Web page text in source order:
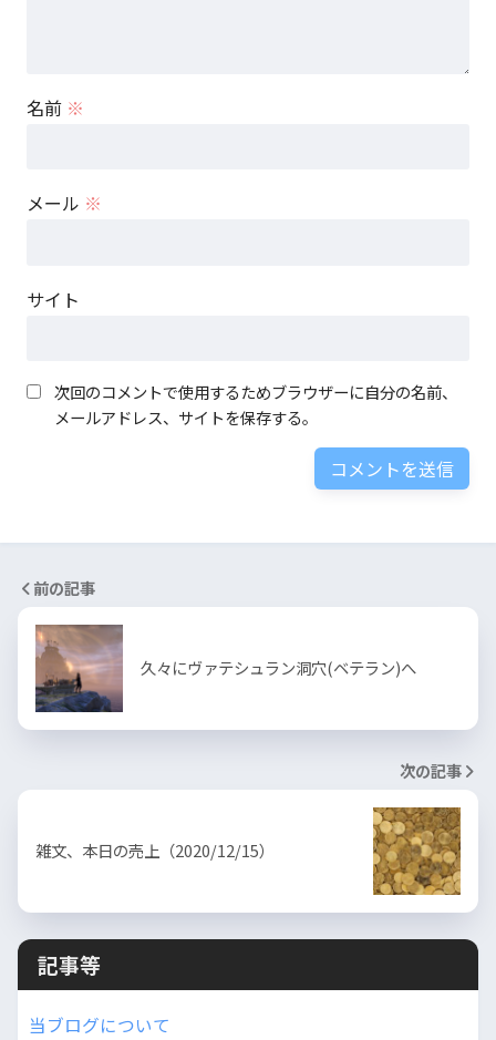
名前 ※
メール ※
サイト
次回のコメントで使用するためブラウザーに自分の名前、
メールアドレス、サイトを保存する。
前の記事
久々にヴァテシュラン洞穴(ベテラン)へ
次の記事
雑文、本日の売上（2020/12/15）
記事等
当ブログについて